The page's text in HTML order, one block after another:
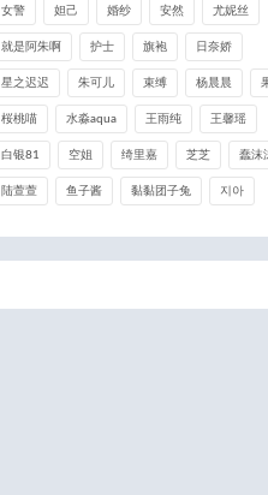
女警 妲己 婚纱 安然 尤妮丝
就是阿朱啊 护士 旗袍 日奈娇
星之迟迟 朱可儿 束缚 杨晨晨
桜桃喵 水淼aqua 王雨纯 王馨瑶
白银81 空姐 绮里嘉 芝芝 蠢沫
陆萱萱 鱼子酱 黏黏团子兔 지아